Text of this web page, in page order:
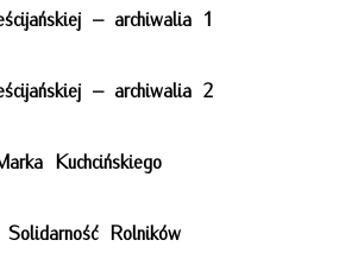
– archiwalia 1
– archiwalia 2
Kuchcińskiego
Rolników